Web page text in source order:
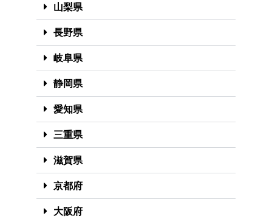
山梨県
長野県
岐阜県
静岡県
愛知県
三重県
滋賀県
京都府
大阪府